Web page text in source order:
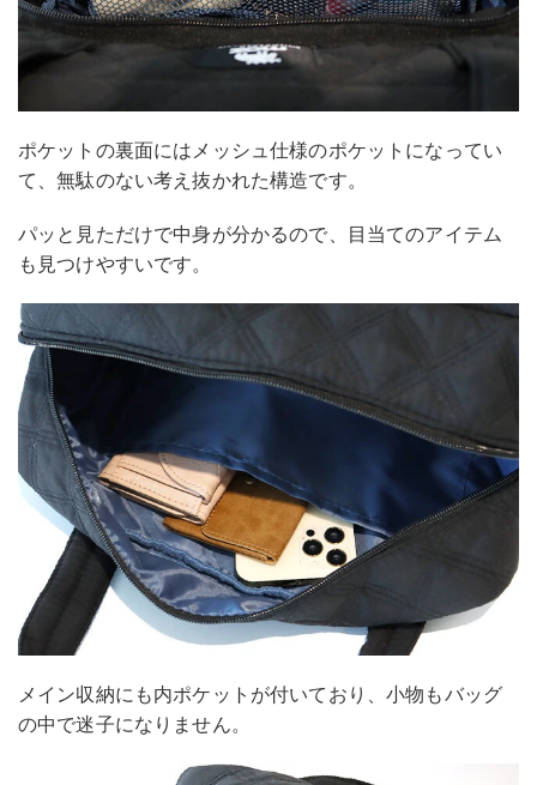
ポケットの裏面にはメッシュ仕様のポケットになってい
て、無駄のない考え抜かれた構造です。
パッと見ただけで中身が分かるので、目当てのアイテム
も見つけやすいです。
メイン収納にも内ポケットが付いており、小物もバッグ
の中で迷子になりません。